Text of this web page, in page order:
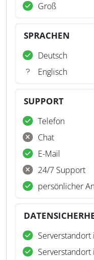
Groß
SPRACHEN
Deutsch
Englisch
SUPPORT
Telefon
Chat
E-Mail
24/7 Support
persönlicher
Serverstandort
Serverstandort